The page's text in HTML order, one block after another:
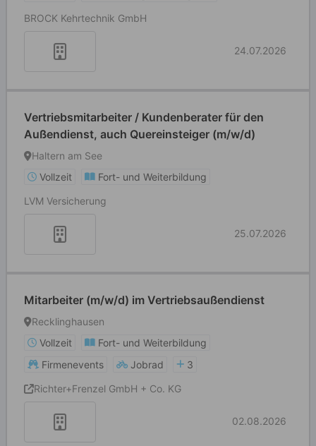
BROCK Kehrtechnik GmbH
24.07.2026
Vertriebsmitarbeiter / Kundenberater für den
Außendienst, auch Quereinsteiger (m/w/d)
Haltern am See
Vollzeit
Fort- und Weiterbildung
LVM Versicherung
25.07.2026
Mitarbeiter (m/w/d) im Vertriebsaußendienst
Recklinghausen
Vollzeit
Fort- und Weiterbildung
Firmenevents
Jobrad
3
Richter+Frenzel GmbH + Co. KG
02.08.2026